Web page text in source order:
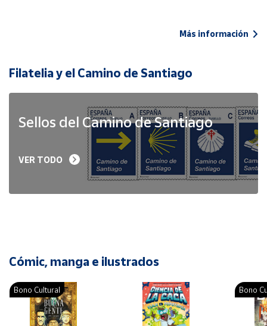
Más información
Filatelia y el Camino de Santiago
Sellos del Camino de Santiago
VER TODO
Cómic, manga e ilustrados
Bono Cultural Bono